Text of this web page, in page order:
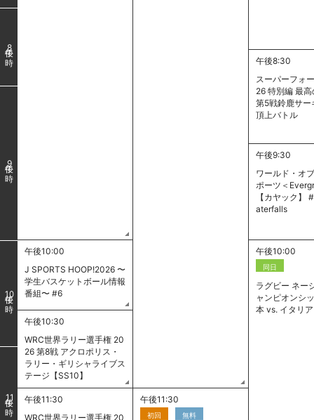
8
午後8:30
スーパーフォ
26 特別編 最
第5戦鈴鹿サー
頂上バトル
9
午後9:30
ワールド・オ
ポーツ＜
【カヤック】
aterfalls
10
午後10:00
J SPORTS HOOP!2026 〜
学生バスケットボール情報
番組〜 #6
午後10:00
同日
ラグビー ネー
ャンピオンシ
本 vs. イタリア
午後10:30
WRC世界ラリー選手権 20
26 第8戦 アクロポリス・
ラリー・ギリシャライブス
テージ【SS10】
11
午後11:30
WRC世界ラリー選手権 20
午後11:30
初回 無料